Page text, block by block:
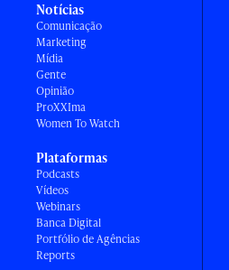
Notícias
Comunicação
Marketing
Mídia
Gente
Opinião
ProXXIma
Women To Watch
Plataformas
Podcasts
Vídeos
Webinars
Banca Digital
Portfólio de Agências
Reports